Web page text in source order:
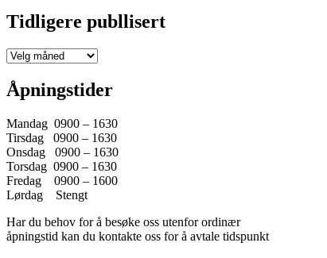
Tidligere publlisert
Tidligere
Åpningstider
Mandag 0900 – 1630
Tirsdag 0900 – 1630
Onsdag 0900 – 1630
Torsdag 0900 – 1630
Fredag 0900 – 1600
Lørdag Stengt
Har du behov for å besøke oss utenfor ordinær
åpningstid kan du kontakte oss for å avtale tidspunkt